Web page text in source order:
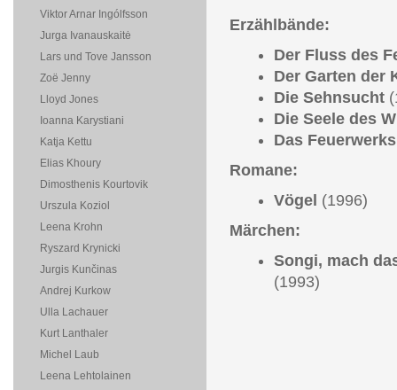
Erzählbände:
Der Fluss des
Der Garten der
Die Sehnsucht
Die Seele des
Das
Romane:
Vögel (1996)
Märchen:
Songi, mach
(1993)
Viktor Arnar Ingólfsson
Jurga Ivanauskaitė
Lars und Tove Jansson
Zoë Jenny
Lloyd Jones
Ioanna Karystiani
Katja Kettu
Elias Khoury
Dimosthenis Kourtovik
Urszula Koziol
Leena Krohn
Ryszard Krynicki
Jurgis Kunčinas
Andrej Kurkow
Ulla Lachauer
Kurt Lanthaler
Michel Laub
Leena Lehtolainen